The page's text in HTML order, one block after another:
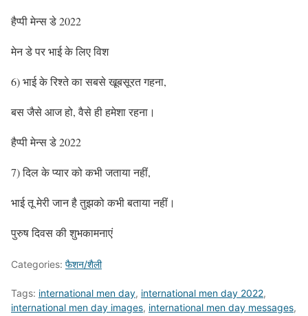
हैप्पी मेन्स डे 2022
मेन डे पर भाई के लिए विश
6) भाई के रिश्ते का सबसे खूबसूरत गहना,
बस जैसे आज हो, वैसे ही हमेशा रहना।
हैप्पी मेन्स डे 2022
7) दिल के प्यार को कभी जताया नहीं,
भाई तू मेरी जान है तुझको कभी बताया नहीं।
पुरुष दिवस की शुभकामनाएं
Categories: फैशन/शैली
Tags: international men day, international men day 2022,
international men day images, international men day messages,